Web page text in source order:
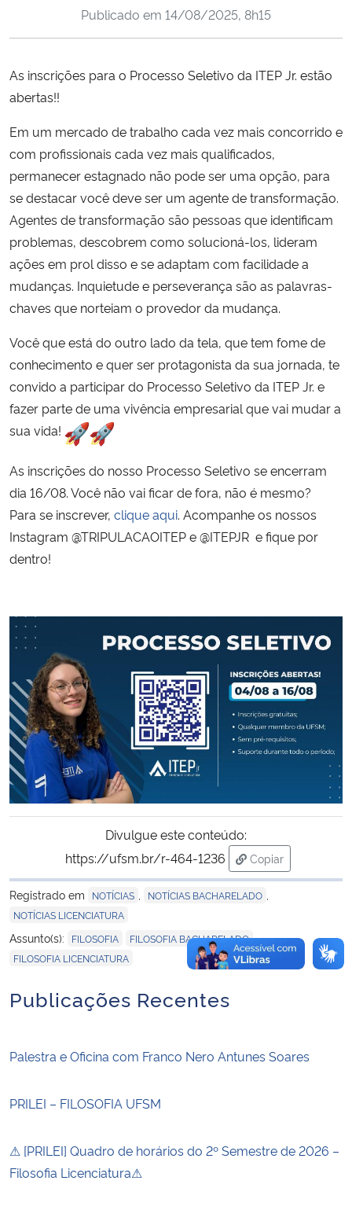
Ministério da Cidadania
Ministério de Minas e Energia
Ministério da Ciência, Tecnologia, Inovações e Comunicações
Ministério do Meio Ambiente
Ministério do Turismo
Ministério do Desenvolvimento Regional
Controladoria-Geral da União
Ministério da Mulher, da Família e dos Direitos Humanos
Secretaria-Geral
Secretaria de Governo
Gabinete de Segurança Institucional
Advocacia-Geral da União
Banco Central do Brasil
Publicado em 14/08/2025, 8h15
As inscrições para o Processo Seletivo da ITEP Jr. estão
abertas!!
Em um mercado de trabalho cada vez mais concorrido e
com profissionais cada vez mais qualificados,
permanecer estagnado não pode ser uma opção, para
se destacar você deve ser um agente de transformação.
Agentes de transformação são pessoas que identificam
problemas, descobrem como solucioná-los, lideram
ações em prol disso e se adaptam com facilidade a
mudanças. Inquietude e perseverança são as palavras-
chaves que norteiam o provedor da mudança.
Você que está do outro lado da tela, que tem fome de
conhecimento e quer ser protagonista da sua jornada, te
convido a participar do Processo Seletivo da ITEP Jr. e
fazer parte de uma vivência empresarial que vai mudar a
sua vida!
As inscrições do nosso Processo Seletivo se encerram
dia 16/08. Você não vai ficar de fora, não é mesmo?
Para se inscrever, clique aqui. Acompanhe os nossos
Instagram @TRIPULACAOITEP e@ITEPJR e fique por
dentro!
Divulgue este conteúdo:
https://ufsm.br/r-464-1236
Copiar
para área de
Registrado em
NOTÍCIAS NOTÍCIAS BACHARELADO
NOTÍCIAS LICENCIATURA
Assunto(s): FILOSOFIA FILOSOFIA BACHARELADO ,
FILOSOFIA LICENCIATURA
Publicações Recentes
Palestra e Oficina com Franco Nero Antunes Soares
PRILEI – FILOSOFIA UFSM
⚠ [PRILEI] Quadro de horários do 2º Semestre de 2026 –
Filosofia Licenciatura⚠